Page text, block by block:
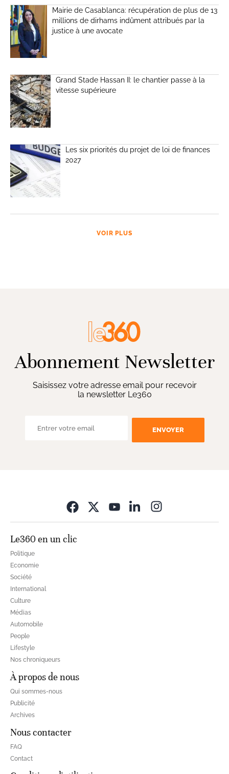
Mairie de Casablanca: récupération de plus de 13
millions de dirhams indûment attribués par la
justice à une avocate
Grand Stade Hassan II: le chantier passe à la
vitesse supérieure
Les six priorités du projet de loi de finances
2027
VOIR PLUS
Abonnement Newsletter
Saisissez votre adresse email pour recevoir
la newsletter Le360
ENVOYER
Le360 en un clic
Politique
Economie
Société
International
Culture
Médias
Automobile
People
Lifestyle
Nos chroniqueurs
À propos de nous
Qui sommes-nous
Publicité
Archives
Nous contacter
FAQ
Contact